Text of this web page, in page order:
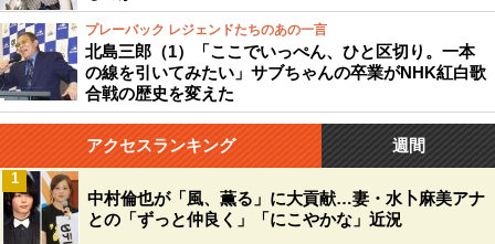
プレーバック レジェンドたちのあの一言
北島三郎（1）「ここでいっぺん、ひと区切り。一本
の線を引いてみたい」サブちゃんの卒業がNHK紅白歌
合戦の歴史を変えた
アクセスランキング 週間
中村倫也が「風、薫る」に大貢献…妻・水卜麻美アナ
との「ずっと仲良く」「にこやかな」近況
1